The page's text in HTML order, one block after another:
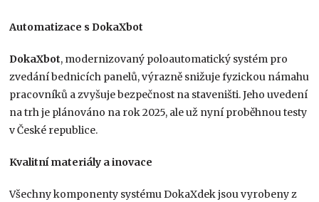
Automatizace s DokaXbot
DokaXbot, modernizovaný poloautomatický systém pro
zvedání bednicích panelů, výrazně snižuje fyzickou námahu
pracovníků a zvyšuje bezpečnost na staveništi. Jeho uvedení
na trh je plánováno na rok 2025, ale už nyní proběhnou testy
v České republice.
Kvalitní materiály a inovace
Všechny komponenty systému DokaXdek jsou vyrobeny z